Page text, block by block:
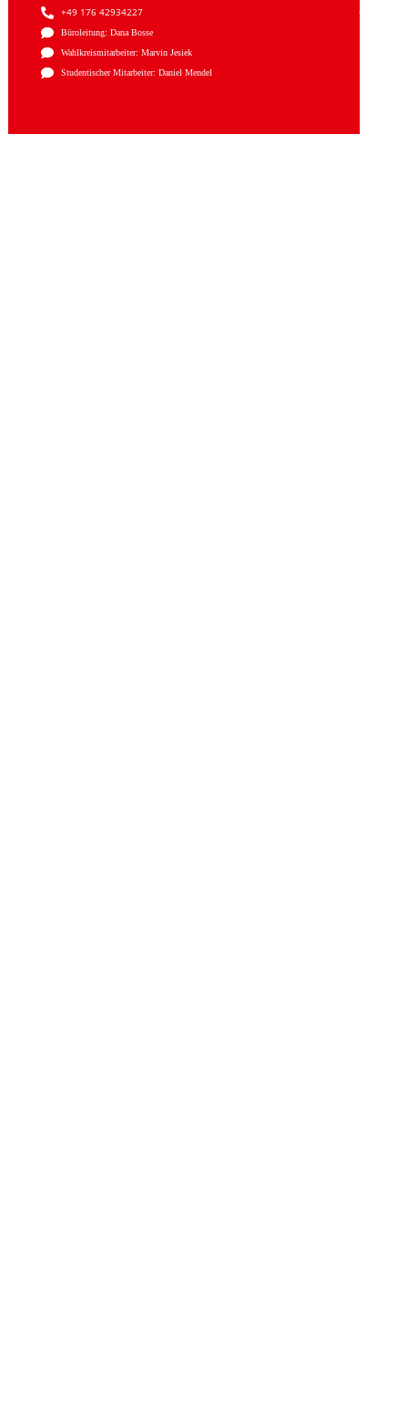
+49 176 42934227
Büroleitung: Dana Bosse
Wahlkreismitarbeiter: Marvin Jesiek
Studentischer Mitarbeiter: Daniel Mendel